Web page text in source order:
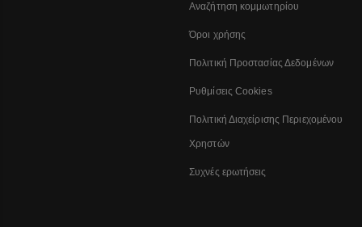
Αναζήτηση κομμωτηρίου
Όροι χρήσης
Πολιτική Προστασίας Δεδομένων
Ρυθμίσεις Cookies
Πολιτική Διαχείρισης Περιεχομένου
Χρηστών
Συχνές ερωτήσεις